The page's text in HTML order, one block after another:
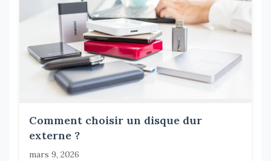
Comment choisir un disque dur
externe ?
mars 9, 2026